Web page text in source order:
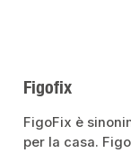
Figofix
FigoFix è
per la casa.